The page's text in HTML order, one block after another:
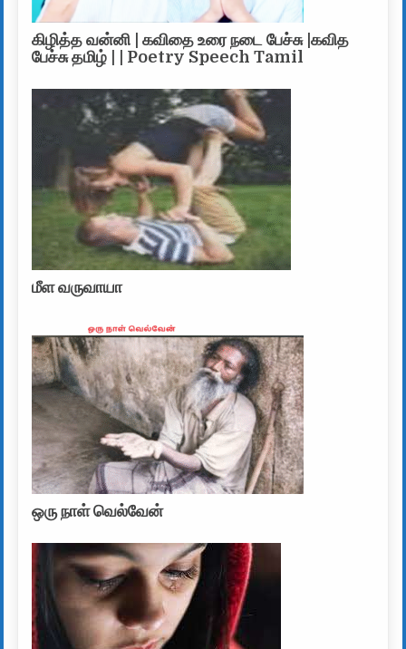
கிழித்த வன்னி | கவிதை உரை நடை பேச்சு |கவித
பேச்சு தமிழ் | | Poetry Speech Tamil
மீள வருவாயா
ஒரு நாள் வெல்வேன்